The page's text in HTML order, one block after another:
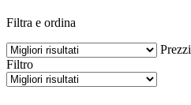
Filtra e ordina
Prezzi
Filtro